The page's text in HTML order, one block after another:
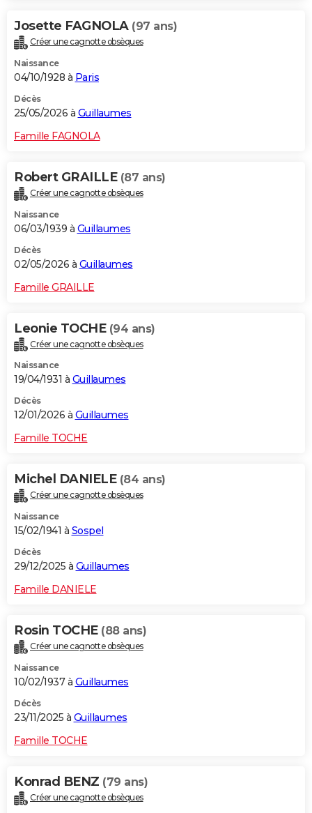
Josette FAGNOLA (97 ans)
Créer une cagnotte obsèques
Naissance
04/10/1928 à Paris
Décès
25/05/2026 à Guillaumes
Famille FAGNOLA
Robert GRAILLE (87 ans)
Créer une cagnotte obsèques
Naissance
06/03/1939 à Guillaumes
Décès
02/05/2026 à Guillaumes
Famille GRAILLE
Leonie TOCHE (94 ans)
Créer une cagnotte obsèques
Naissance
19/04/1931 à Guillaumes
Décès
12/01/2026 à Guillaumes
Famille TOCHE
Michel DANIELE (84 ans)
Créer une cagnotte obsèques
Naissance
15/02/1941 à Sospel
Décès
29/12/2025 à Guillaumes
Famille DANIELE
Rosin TOCHE (88 ans)
Créer une cagnotte obsèques
Naissance
10/02/1937 à Guillaumes
Décès
23/11/2025 à Guillaumes
Famille TOCHE
Konrad BENZ (79 ans)
Créer une cagnotte obsèques